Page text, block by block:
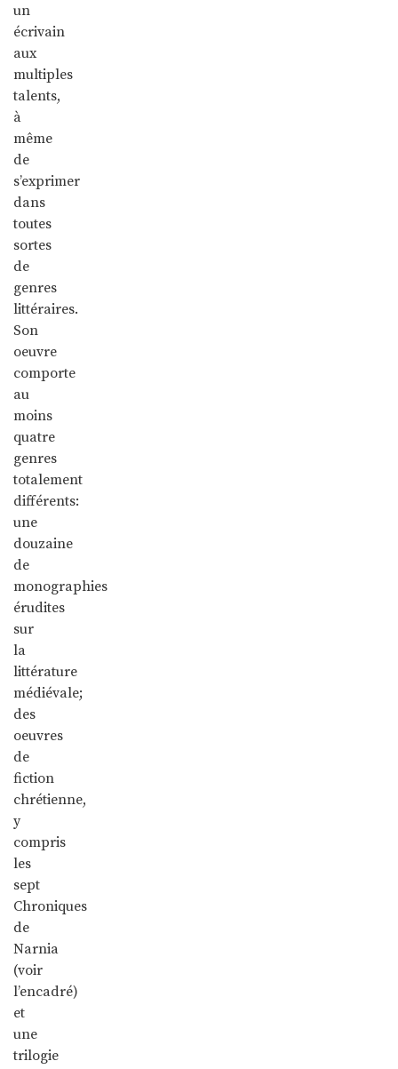
un
écrivain
aux
multiples
talents,
à
même
de
s’exprimer
dans
toutes
sortes
de
genres
littéraires.
Son
oeuvre
comporte
au
moins
quatre
genres
totalement
différents:
une
douzaine
de
monographies
érudites
sur
la
littérature
médiévale;
des
oeuvres
de
fiction
chrétienne,
y
compris
les
sept
Chroniques
de
Narnia
(voir
l’encadré)
et
une
trilogie